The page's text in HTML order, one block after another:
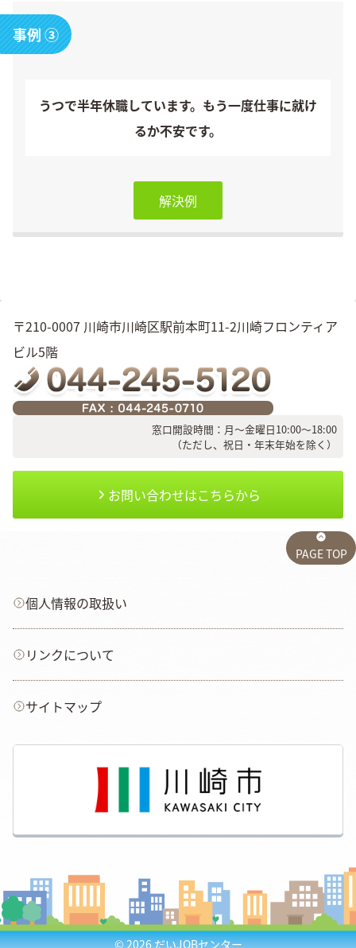
事例 ③
うつで半年休職しています。もう一度仕事に就け
るか不安です。
解決例
〒210-0007 川崎市川崎区駅前本町11-2川崎フロンティア
ビル5階
窓口開設時間：月～金曜日10:00～18:00
（ただし、祝日・年末年始を除く）
お問い合わせはこちらから
PAGE TOP
個人情報の取扱い
リンクについて
サイトマップ
© 2026だいJOBセンター